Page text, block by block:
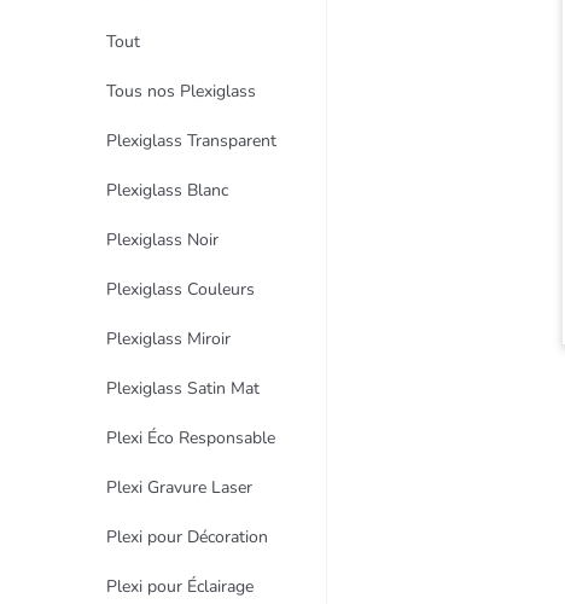
Tout
Tous nos Plexiglass
Plexiglass Transparent
Plexiglass Blanc
Plexiglass Noir
Plexiglass Couleurs
Plexiglass Miroir
Plexiglass Satin Mat
Plexi Éco Responsable
Plexi Gravure Laser
Plexi pour Décoration
Plexi pour Éclairage